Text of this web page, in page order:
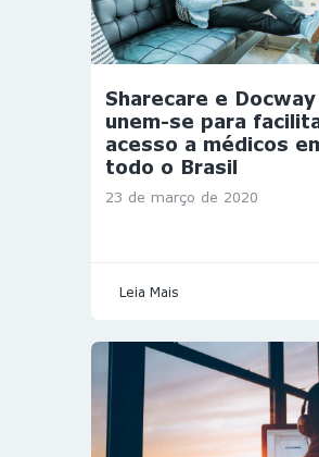
Sharecare e Docway
unem-se para
acesso a médicos
todo o Brasil
23 de março de 2020
Leia Mais